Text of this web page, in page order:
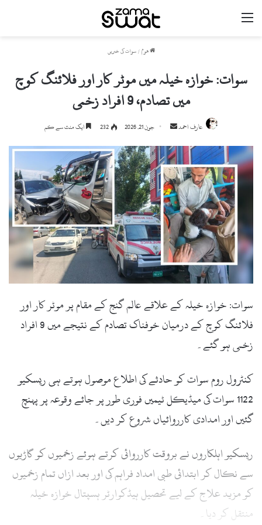
مینو
ھوم / سوات کی خبریں
سوات: خوازہ خیلہ میں موٹر کار اور فلائنگ کوچ
میں تصادم، 9 افراد زخمی
عارف احمد
Send
email
جون 21, 2026 232 ایک منٹ سے کم
سوات: خوازہ خیلہ کے علاقے عالم گنج کے مقام پر موٹر کار اور
فلائنگ کوچ کے درمیان خوفناک تصادم کے نتیجے میں 9 افراد
زخمی ہو گئے۔
کنٹرول روم سوات کو حادثے کی اطلاع موصول ہوتے ہی ریسکیو
1122 سوات کی میڈیکل ٹیمیں فوری طور پر جائے وقوعہ پر پہنچ
گئیں اور امدادی کارروائیاں شروع کر دیں۔
ریسکیو اہلکاروں نے بروقت کارروائی کرتے ہوئے زخمیوں کو گاڑیوں
سے نکال کر ابتدائی طبی امداد فراہم کی اور بعد ازاں تمام زخمیوں
کو مزید علاج کے لیے تحصیل ہیڈکوارٹر ہسپتال خوازہ خیلہ
منتقل کر دیا۔